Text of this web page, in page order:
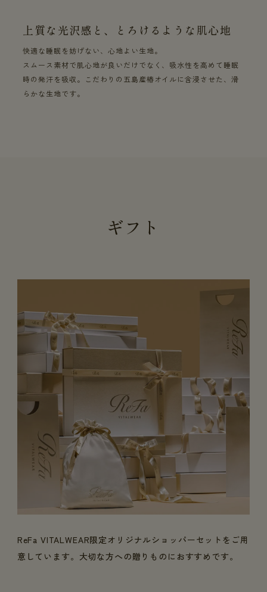
上質な光沢感と、とろけるような肌心地
快適な睡眠を妨げない、心地よい生地。
スムース素材で肌心地が良いだけでなく、吸水性を高めて睡眠
時の発汗を吸収。こだわりの五島産椿オイルに含浸させた、滑
らかな生地です。
ギフト
ReFa VITALWEAR限定オリジナルショッパーセットをご用
意しています。大切な方への贈りものにおすすめです。